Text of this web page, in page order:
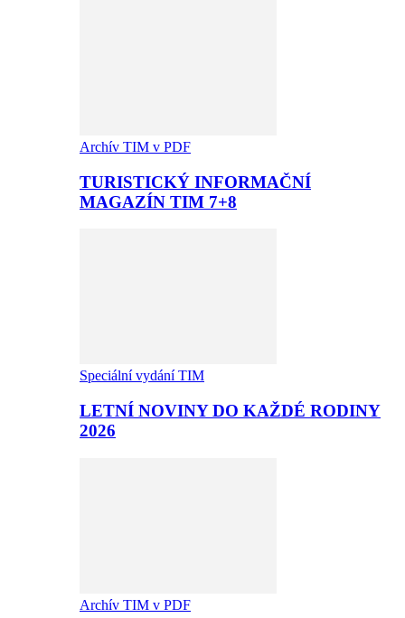
Archív TIM v PDF
TURISTICKÝ INFORMAČNÍ
MAGAZÍN TIM 7+8
Speciální vydání TIM
LETNÍ NOVINY DO KAŽDÉ RODINY
2026
Archív TIM v PDF